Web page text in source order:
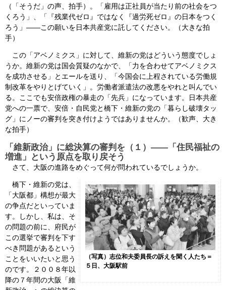
（「そうだ」の声、拍手）。「雇用は正社員が当たり前の社会をつ
くろう」、「『残業代ゼロ』ではなく『過労死ゼロ』の日本をつく
ろう」――この願いを日本共産党に託してください。（大きな拍
手）
この「アベノミクス」に対して、維新の党はどういう態度でしょ
うか。維新の党は国会質疑のなかで、「力を合わせてアベノミクス
を成功させる」とエールを送り、「今国会に上程されている労働規
制改革をやりとげていく」。労働者派遣法の改悪をやれと叫んでい
る。ここでも安倍政権の暴走の「先兵」になっています。日本共産
党への一票で、安倍・自民党と橋下・維新の党の「暮らし破壊タッ
グ」にノーの審判を突き付けようではありませんか。（歓声、大き
な拍手）
「維新政治」に総決算の審判を（１）――「住民福祉の
増進」という原点を取り戻そう
さて、大阪の進路をめぐって何が問われているでしょうか。
（写真）志位和夫委員長の訴えを聞く人たち＝
５日、大阪駅前
橋下・維新の党は、
「大阪都」構想が最大
の争点だといっていま
す。しかし、私は、そ
の問題の前に、府民が
この選挙で審判を下す
べき問題があるという
ことをいいたいと思う
のです。２００８年以
降の７年間の大阪「維